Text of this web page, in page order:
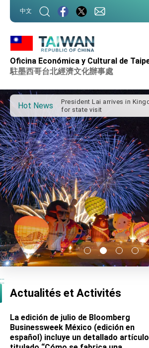
中文
Oficina Económica y Cultural de
駐墨西哥台北經濟文化辦事處
Hot News
Important Remarks of the
Affairs
advancing Taiwan-US
cooperation
President Lai arrives in
for state visit
VP Hsiao addresses 41st
Taiwan’s economic growth
President Lai
President Lai’s remarks for
President Lai interviewed by
President Lai holds press
Taiwan- US Economic
Dialogue
FM Lin attends Taiwan
TIBE
President Lai meets US
Senator Ruben Gallego
MOFA, MODA team up to
diplomacy
MOFA poll shows
government diplomacy
President Lai delivers 2026
:::
Actualités et Activités
La edición de julio de Bloomberg
Businessweek México (edición en
español) incluye un detallado artículo